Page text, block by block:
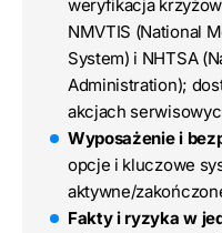
weryfikacja
NMVTIS (National
System) i NHTSA
Administration);
akcjach
Wyposażenie i
opcje i kluczowe
aktywne/
Fakty i ryzyka w